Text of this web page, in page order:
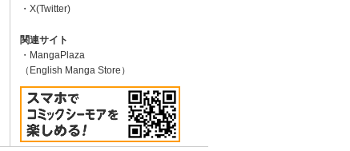
X(Twitter)
関連サイト
MangaPlaza
（English Manga Store）